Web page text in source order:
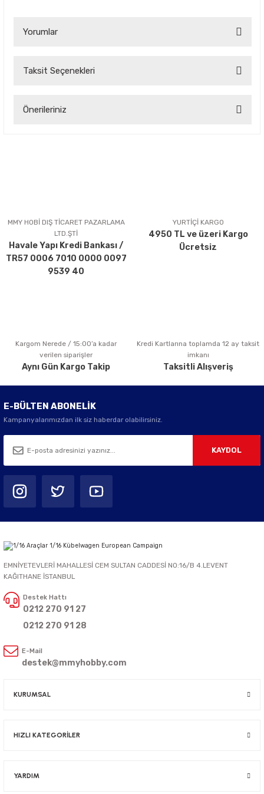
Yorumlar
Taksit Seçenekleri
Önerileriniz
Ürün açıklamasında eksik bilgiler bulunuyor.
Ürün bilgilerinde hatalar bulunuyor.
Ürün fiyatı diğer sitelerden daha pahalı.
Bu ürüne benzer farklı alternatifler olmalı.
Gönder
MMY HOBİ DIŞ TİCARET PAZARLAMA
LTD.ŞTİ
Havale Yapı Kredi Bankası /
TR57 0006 7010 0000 0097
9539 40
YURTİÇİ KARGO
4950 TL ve üzeri Kargo
Ücretsiz
Kargom Nerede / 15:00’a kadar
verilen siparişler
Aynı Gün Kargo Takip
Kredi Kartlarına toplamda 12 ay taksit
imkanı
Taksitli Alışveriş
E-BÜLTEN ABONELİK
Kampanyalarımızdan ilk siz haberdar olabilirsiniz.
KAYDOL
EMNİYETEVLERİ MAHALLESİ CEM SULTAN CADDESİ NO:16/B 4.LEVENT
KAĞITHANE İSTANBUL
Destek Hattı
0212 270 91 27
0212 270 91 28
E-Mail
destek@mmyhobby.com
KURUMSAL
HIZLI KATEGORİLER
YARDIM